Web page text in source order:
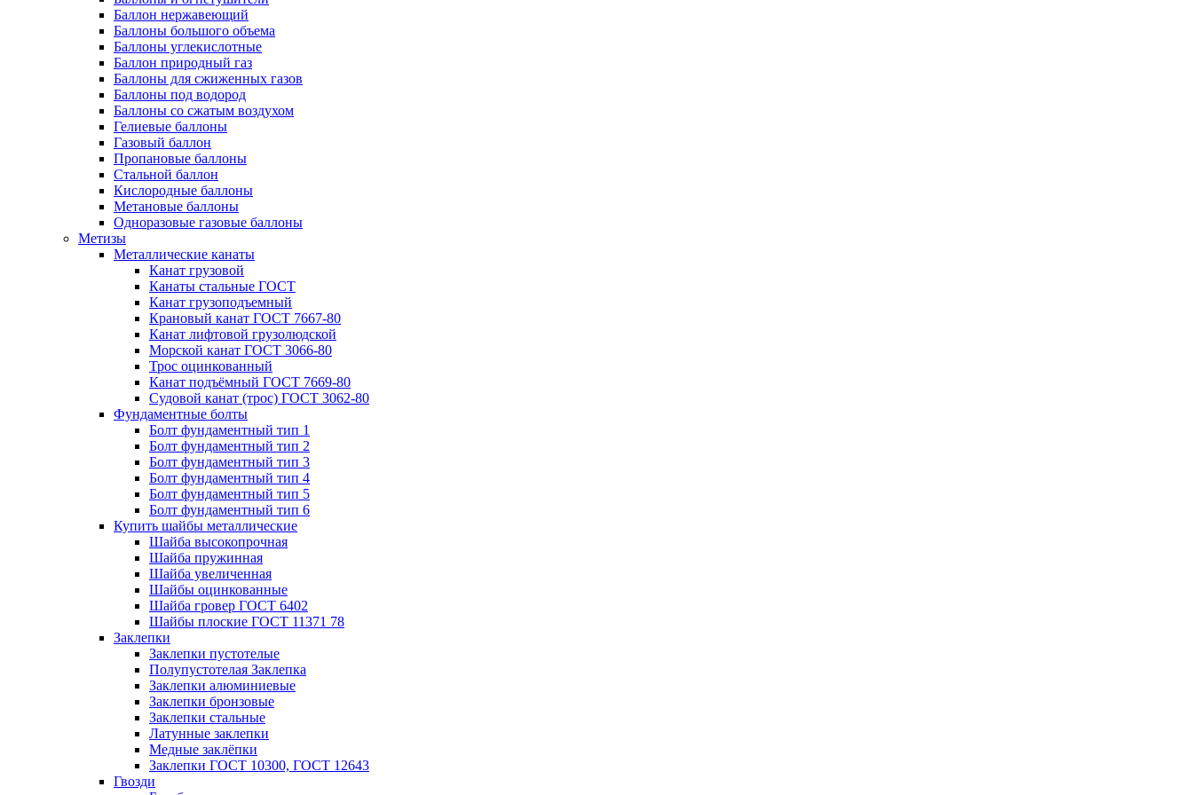
Баллон нержавеющий
Баллоны большого объема
Баллоны углекислотные
Баллон природный газ
Баллоны для сжиженных газов
Баллоны под водород
Баллоны со сжатым воздухом
Гелиевые баллоны
Газовый баллон
Пропановые баллоны
Стальной баллон
Кислородные баллоны
Метановые баллоны
Одноразовые газовые баллоны
Метизы
Металлические канаты
Канат грузовой
Канаты стальные ГОСТ
Канат грузоподъемный
Крановый канат ГОСТ 7667-80
Канат лифтовой грузолюдской
Морской канат ГОСТ 3066-80
Трос оцинкованный
Канат подъёмный ГОСТ 7669-80
Судовой канат (трос) ГОСТ 3062-80
Фундаментные болты
Болт фундаментный тип 1
Болт фундаментный тип 2
Болт фундаментный тип 3
Болт фундаментный тип 4
Болт фундаментный тип 5
Болт фундаментный тип 6
Купить шайбы металлические
Шайба высокопрочная
Шайба пружинная
Шайба увеличенная
Шайбы оцинкованные
Шайба гровер ГОСТ 6402
Шайбы плоские ГОСТ 11371 78
Заклепки
Заклепки пустотелые
Полупустотелая Заклепка
Заклепки алюминиевые
Заклепки бронзовые
Заклепки стальные
Латунные заклепки
Медные заклёпки
Заклепки ГОСТ 10300, ГОСТ 12643
Гвозди